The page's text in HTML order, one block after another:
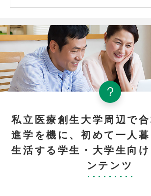
私立医療創生大学周辺で合
進学を機に、初めて一人
生活する学生・大学生向
ンテンツ